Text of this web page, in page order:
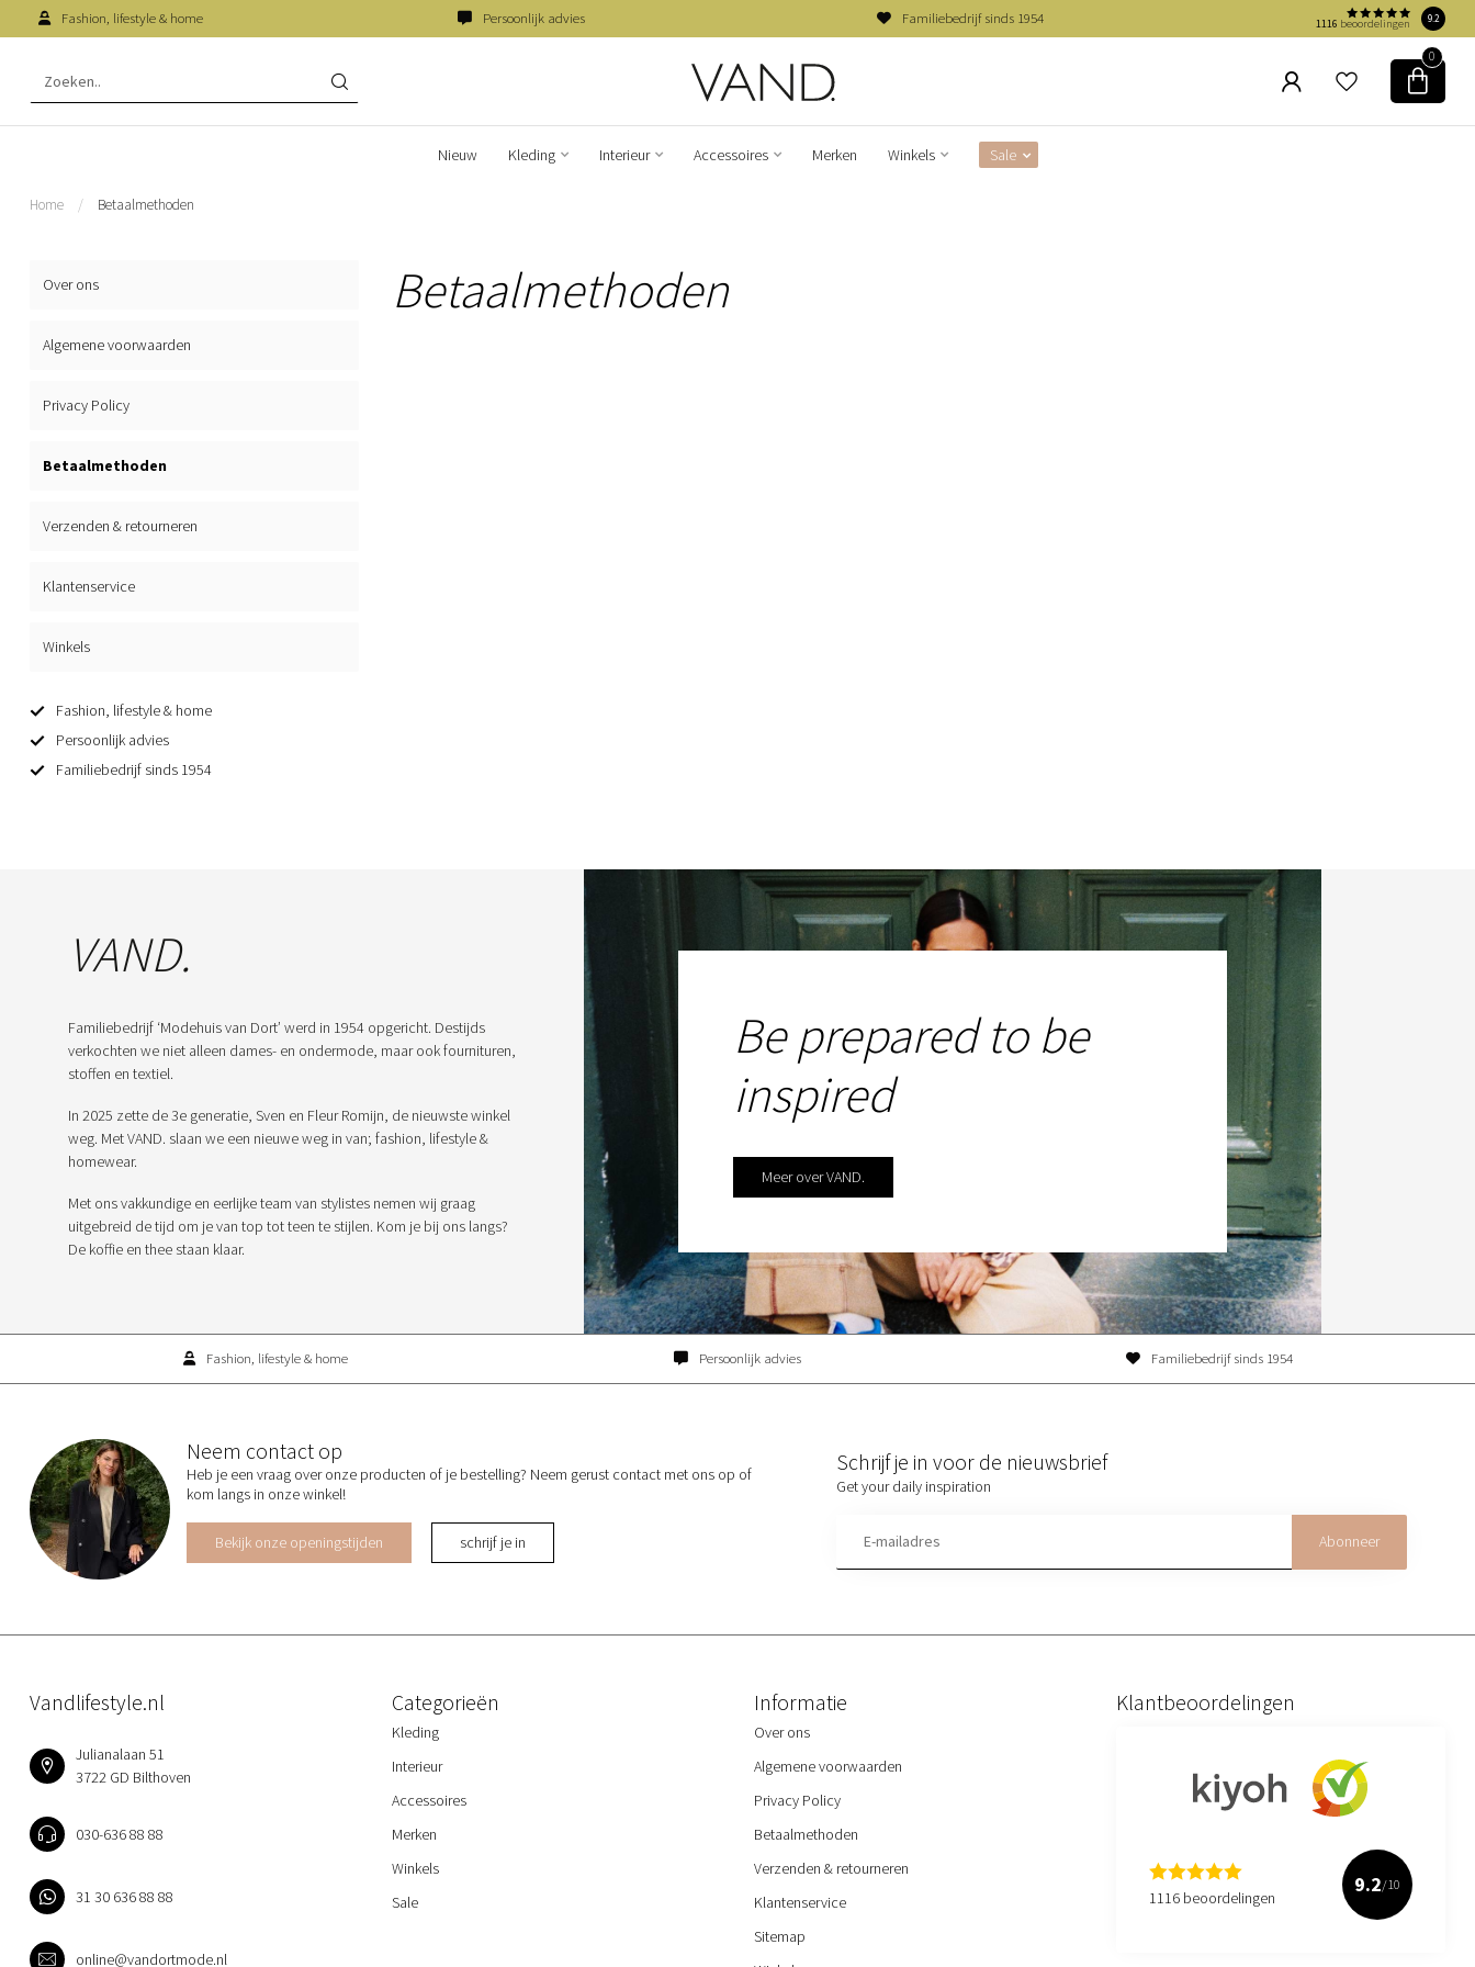
Fashion, lifestyle & home Persoonlijk advies Familiebedrijf sinds 1954 1116 beoordelingen 9.2
0
Nieuw Kleding Interieur Accessoires Merken Winkels Sale
Home / Betaalmethoden
Over ons
Algemene voorwaarden
Privacy Policy
Betaalmethoden
Verzenden & retourneren
Klantenservice
Winkels
Fashion, lifestyle & home
Persoonlijk advies
Familiebedrijf sinds 1954
Betaalmethoden
VAND.
Familiebedrijf ‘Modehuis van Dort’ werd in 1954 opgericht. Destijds
verkochten we niet alleen dames- en ondermode, maar ook fournituren,
stoffen en textiel.
In 2025 zette de 3e generatie, Sven en Fleur Romijn, de nieuwste winkel
weg. Met VAND. slaan we een nieuwe weg in van; fashion, lifestyle &
homewear.
Met ons vakkundige en eerlijke team van stylistes nemen wij graag
uitgebreid de tijd om je van top tot teen te stijlen. Kom je bij ons langs?
De koffie en thee staan klaar.
Be prepared to be
inspired
Meer over VAND.
Fashion, lifestyle & home Persoonlijk advies Familiebedrijf sinds 1954
Neem contact op
Heb je een vraag over onze producten of je bestelling? Neem gerust contact met ons op of
kom langs in onze winkel!
Bekijk onze openingstijden schrijf je in
Schrijf je in voor de nieuwsbrief
Get your daily inspiration
Abonneer
Vandlifestyle.nl
Julianalaan 51
3722 GD Bilthoven
030-636 88 88
31 30 636 88 88
online@vandortmode.nl
Categorieën
Kleding
Interieur
Accessoires
Merken
Winkels
Sale
Informatie
Over ons
Algemene voorwaarden
Privacy Policy
Betaalmethoden
Verzenden & retourneren
Klantenservice
Sitemap
Klantbeoordelingen
1116 beoordelingen
9.2/10